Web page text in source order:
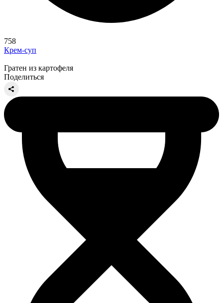
758
Крем-суп
Гратен из картофеля
Поделиться